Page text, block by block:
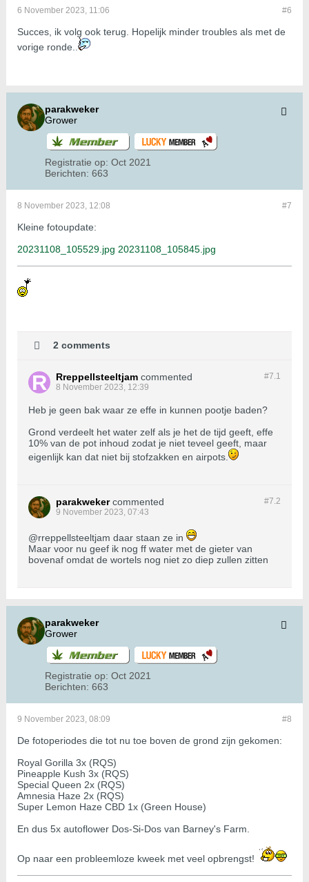
#6
6 November 2023, 11:06
Succes, ik volg ook terug. Hopelijk minder troubles als met de
vorige ronde..
parakweker
Grower
Registratie op: Oct 2021
Berichten: 663
#7
8 November 2023, 12:08
Kleine fotoupdate:
20231108_105529.jpg 20231108_105845.jpg
2 comments
#7.1
Rreppellsteeltjam commented
8 November 2023, 12:39
Heb je geen bak waar ze effe in kunnen pootje baden?
Grond verdeelt het water zelf als je het de tijd geeft, effe
10% van de pot inhoud zodat je niet teveel geeft, maar
eigenlijk kan dat niet bij stofzakken en airpots.
#7.2
parakweker commented
9 November 2023, 07:43
@rreppellsteeltjam daar staan ze in
Maar voor nu geef ik nog ff water met de gieter van
bovenaf omdat de wortels nog niet zo diep zullen zitten
parakweker
Grower
Registratie op: Oct 2021
Berichten: 663
#8
9 November 2023, 08:09
De fotoperiodes die tot nu toe boven de grond zijn gekomen:
Royal Gorilla 3x (RQS)
Pineapple Kush 3x (RQS)
Special Queen 2x (RQS)
Amnesia Haze 2x (RQS)
Super Lemon Haze CBD 1x (Green House)
En dus 5x autoflower Dos-Si-Dos van Barney's Farm.
Op naar een probleemloze kweek met veel opbrengst!